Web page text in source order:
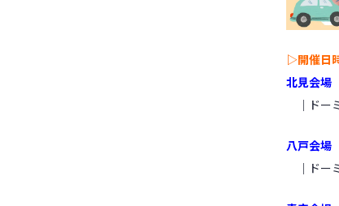
▷開催日
北見会
｜ドー
八戸会
｜ドー